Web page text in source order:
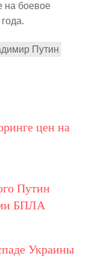
на боевое
Путин
цен на
Путин
БПЛА
Украины